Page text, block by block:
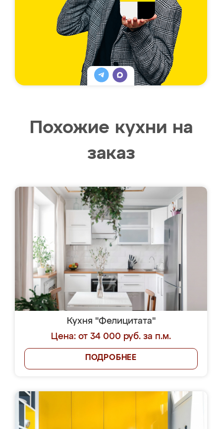
Похожие кухни на
заказ
Кухня "Фелицитата"
Цена: от 34 000 руб. за п.м.
ПОДРОБНЕЕ